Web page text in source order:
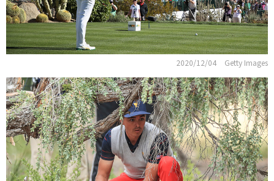
2020/12/04 Getty Images